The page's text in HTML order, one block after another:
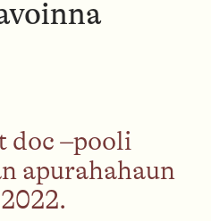
doc –pooli
apurahahaun
22.